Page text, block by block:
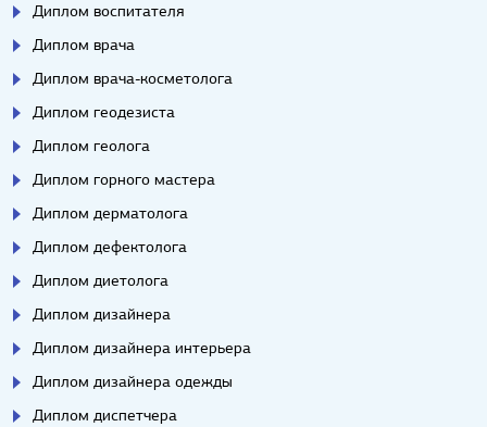
Диплом воспитателя
Диплом врача
Диплом врача-косметолога
Диплом геодезиста
Диплом геолога
Диплом горного мастера
Диплом дерматолога
Диплом дефектолога
Диплом диетолога
Диплом дизайнера
Диплом дизайнера интерьера
Диплом дизайнера одежды
Диплом диспетчера